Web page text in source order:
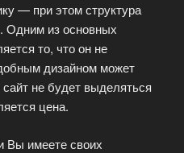
— при этом структура
Одним из основных
то, что он не
дизайном может
не будет выделяться
цена.
Вы имеете своих